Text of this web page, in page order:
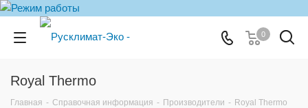
0
Royal Thermo
Главная - Справочная информация - Производители - Royal Thermo